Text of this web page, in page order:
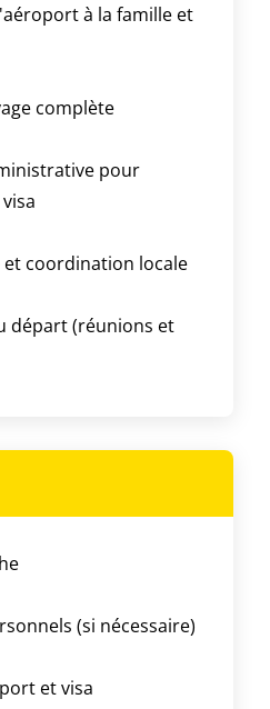
à la famille et
complète
pour
et coordination locale
départ (réunions et
(si nécessaire)
et visa